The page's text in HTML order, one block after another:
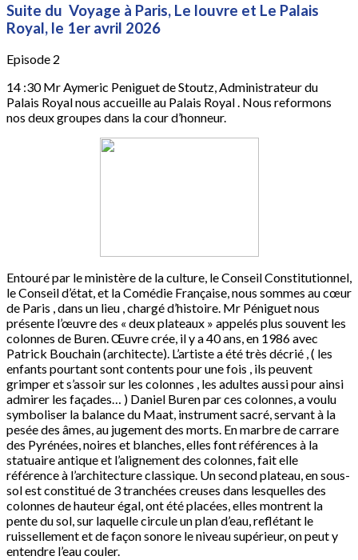
Suite du Voyage à Paris, Le louvre et Le Palais
Royal, le 1er avril 2026
Episode 2
14 :30 Mr Aymeric Peniguet de Stoutz, Administrateur du
Palais Royal nous accueille au Palais Royal . Nous reformons
nos deux groupes dans la cour d’honneur.
Entouré par le ministère de la culture, le Conseil Constitutionnel,
le Conseil d’état, et la Comédie Française, nous sommes au cœur
de Paris , dans un lieu , chargé d’histoire. Mr Péniguet nous
présente l’œuvre des « deux plateaux » appelés plus souvent les
colonnes de Buren. Œuvre crée, il y a 40 ans, en 1986 avec
Patrick Bouchain (architecte). L’artiste a été très décrié , ( les
enfants pourtant sont contents pour une fois , ils peuvent
grimper et s’assoir sur les colonnes , les adultes aussi pour ainsi
admirer les façades… ) Daniel Buren par ces colonnes, a voulu
symboliser la balance du Maat, instrument sacré, servant à la
pesée des âmes, au jugement des morts. En marbre de carrare
des Pyrénées, noires et blanches, elles font références à la
statuaire antique et l’alignement des colonnes, fait elle
référence à l’architecture classique. Un second plateau, en sous-
sol est constitué de 3 tranchées creuses dans lesquelles des
colonnes de hauteur égal, ont été placées, elles montrent la
pente du sol, sur laquelle circule un plan d’eau, reflétant le
ruissellement et de façon sonore le niveau supérieur, on peut y
entendre l’eau couler.